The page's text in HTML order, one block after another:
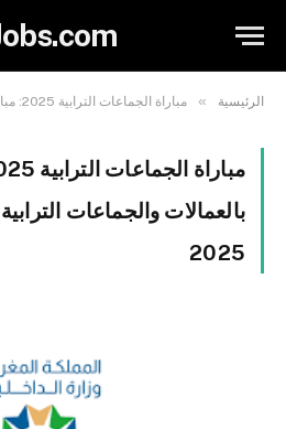
الرئيسية » مباراة الجماعات الترابية 2025: مباريات التوظيف بالعمالات والجماعات الترابية للمملكة برسم سنة 2025
بالعمالات والجماعات
2025